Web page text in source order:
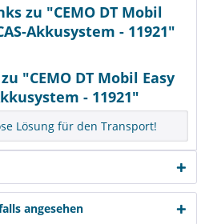
zu "CEMO DT Mobil
Akkusystem - 11921"
"CEMO DT Mobil Easy
- 11921"
Lösung für den Transport!
angesehen